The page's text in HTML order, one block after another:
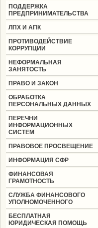
ПОДДЕРЖКА
ПРЕДПРИНИМАТЕЛЬСТВА
ЛПХ И АПК
ПРОТИВОДЕЙСТВИЕ
КОРРУПЦИИ
НЕФОРМАЛЬНАЯ
ЗАНЯТОСТЬ
ПРАВО И ЗАКОН
ОБРАБОТКА
ПЕРСОНАЛЬНЫХ ДАННЫХ
ПЕРЕЧНИ
ИНФОРМАЦИОННЫХ
СИСТЕМ
ПРАВОВОЕ ПРОСВЕЩЕНИЕ
ИНФОРМАЦИЯ СФР
ФИНАНСОВАЯ
ГРАМОТНОСТЬ
СЛУЖБА ФИНАНСОВОГО
УПОЛНОМОЧЕННОГО
БЕСПЛАТНАЯ
ЮРИДИЧЕСКАЯ ПОМОЩЬ